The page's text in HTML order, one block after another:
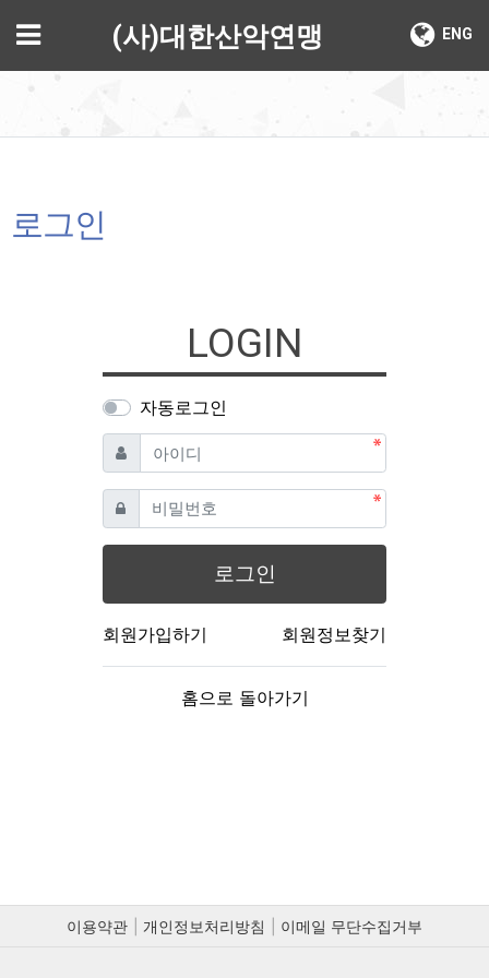
메뉴 ENG
(사)대한산악연맹
로그인
LOGIN
자동로그인
아이디 필수
비밀번호필수
로그인
회원가입하기 회원정보찾기
홈으로 돌아가기
이용약관 개인정보처리방침 이메일 무단수집거부